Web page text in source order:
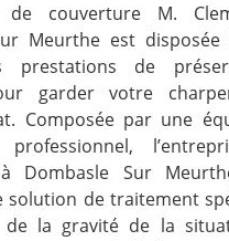
de couverture M.
Meurthe est disposée
prestations de
garder votre
Composée par une
professionnel,
Dombasle Sur
solution de traitement
de la gravité de la